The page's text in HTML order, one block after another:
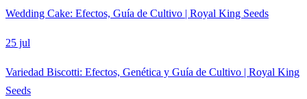
Wedding Cake: Efectos, Guía de Cultivo | Royal King Seeds
25 jul
Variedad Biscotti: Efectos, Genética y Guía de Cultivo | Royal King
Seeds